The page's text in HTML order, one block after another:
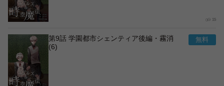
15
第9話 学園都市シェンティア後編・霧消
(6)